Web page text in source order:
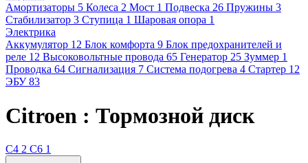
Амортизаторы 5 Колеса 2 Мост 1 Подвеска 26 Пружины 3
Стабилизатор 3 Ступица 1 Шаровая опора 1
Электрика
Аккумулятор 12 Блок комфорта 9 Блок предохранителей и
реле 12 Высоковольтные провода 65 Генератор 25 Зуммер 1
Проводка 64 Сигнализация 7 Система подогрева 4 Стартер 12
ЭБУ 83
Citroen : Тормозной диск
C4 2 C6 1